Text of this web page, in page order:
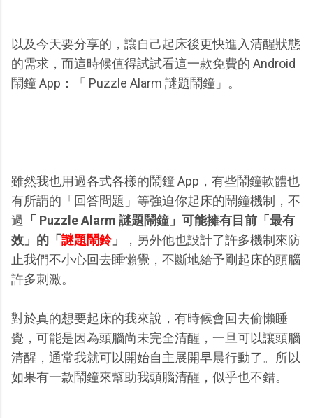
以及今天要分享的，讓自己起床後更快進入清醒狀態
的需求，而這時候值得試試看這一款免費的 Android
鬧鐘 App：「 Puzzle Alarm 謎題鬧鐘」。
雖然我也用過各式各樣的鬧鐘 App，有些鬧鐘軟體也
有所謂的「回答問題」等強迫你起床的鬧鐘機制，不
過 「 Puzzle Alarm 謎題鬧鐘」可能擁有目前「最有
效」的「 謎題鬧鈴」
，另外他也設計了許多機制來防
止我們不小心回去睡懶覺，不斷地給予剛起床的頭腦
許多刺激。
對於真的想要起床的我來說，有時候會回去偷懶睡
覺，可能是因為頭腦尚未完全清醒，一旦可以讓頭腦
清醒，通常我就可以開始自主展開早晨行動了。所以
如果有一款鬧鐘來幫助我頭腦清醒，似乎也不錯。